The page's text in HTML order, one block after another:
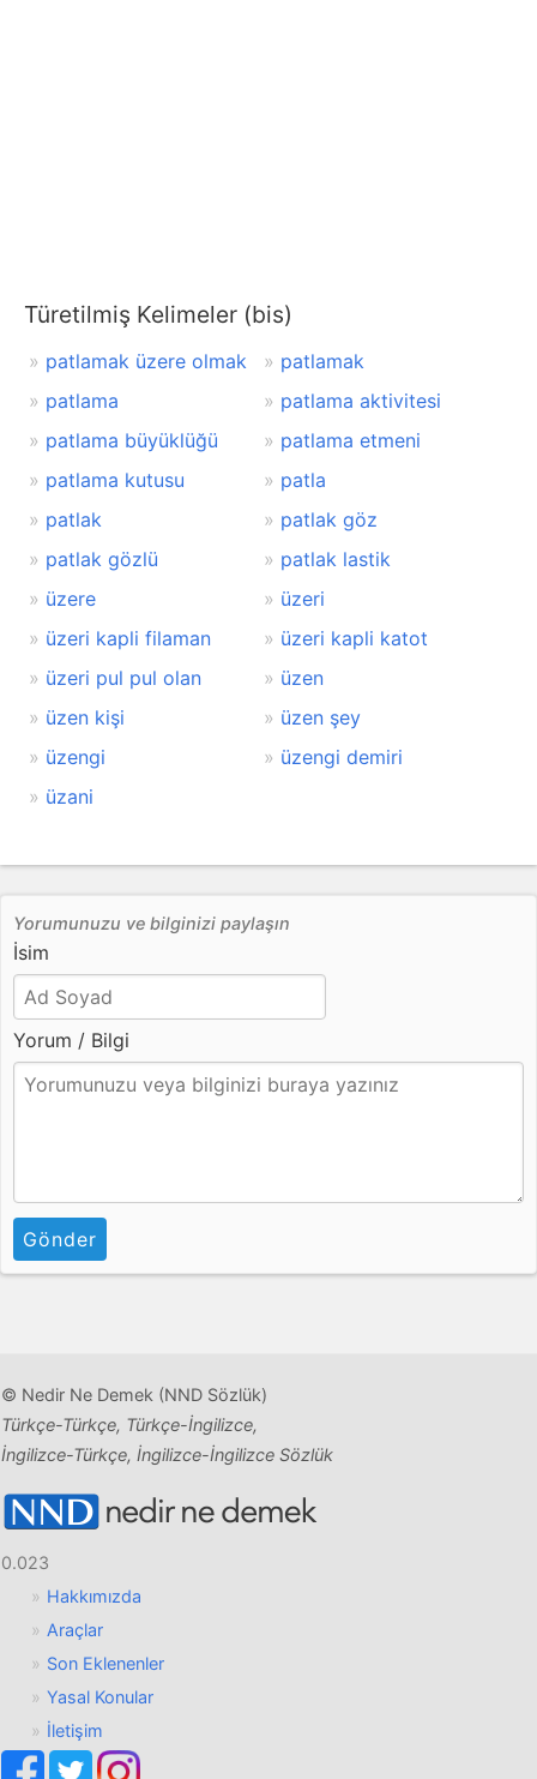
Türetilmiş Kelimeler (bis)
patlamak üzere olmak
patlamak
patlama
patlama aktivitesi
patlama büyüklüğü
patlama etmeni
patlama kutusu
patla
patlak
patlak göz
patlak gözlü
patlak lastik
üzere
üzeri
üzeri kapli filaman
üzeri kapli katot
üzeri pul pul olan
üzen
üzen kişi
üzen şey
üzengi
üzengi demiri
üzani
Yorumunuzu ve bilginizi paylaşın
İsim
Yorum / Bilgi
Gönder
© Nedir Ne Demek (NND Sözlük)
Türkçe-Türkçe, Türkçe-İngilizce,
İngilizce-Türkçe, İngilizce-İngilizce Sözlük
0.023
Hakkımızda
Araçlar
Son Eklenenler
Yasal Konular
İletişim